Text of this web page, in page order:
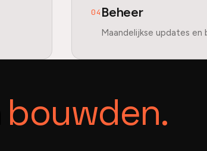
04 Beheer
Maandelijkse updates en
bouwden.